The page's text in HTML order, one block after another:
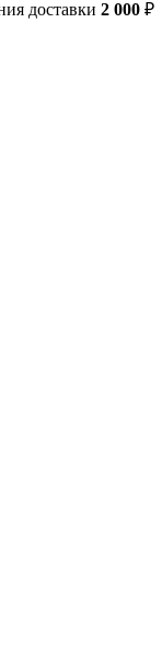
доставки 2 000 ₽